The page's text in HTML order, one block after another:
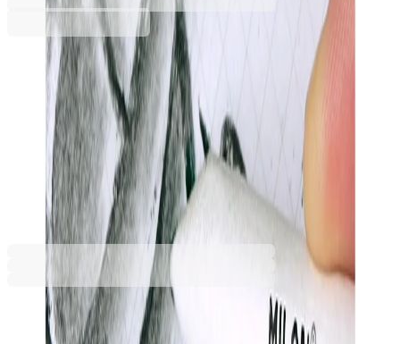
59,99 лв.
Купи
Диаметър [mm]
30,67 € 59,99 лв.
Ценa с ДДС